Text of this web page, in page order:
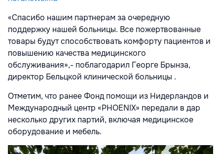
«Спасибо нашим партнерам за очередную
поддержку нашей больницы. Все пожертвованные
товары будут способствовать комфорту пациентов и
повышению качества медицинского
обслуживания»,- поблагодарил Георге Брынза,
директор Бельцкой клинической больницы .
Отметим, что ранее Фонд помощи из Нидерландов и
Международный центр «PHOENIX» передали в дар
несколько других партий, включая медицинское
оборудование и мебель.